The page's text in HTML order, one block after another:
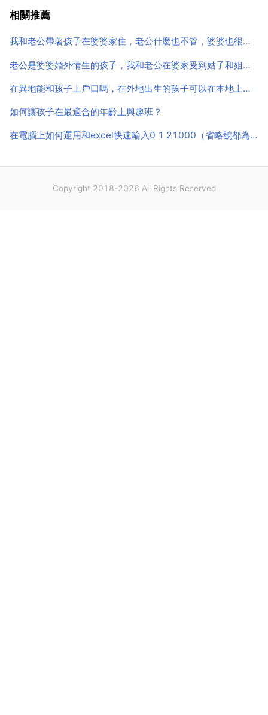
孩子太小了，你想早點睡，我就帶著孩子出來打工啊！
相關推薦
我和老公帶著孩子在婆婆家住，老公什麼也不管，婆婆也很多過分的事。我實在忍無可忍，和婆婆吵了一架。事
老公是婆婆婚外情生的孩子，我和老公在婆家受到姑子和姐夫妹夫的冤枉和虐待，心裡冤屈卻無言以對
在異地能和孩子上戶口嗎，在外地出生的孩子可以在本地上戶口嗎
如何讓孩子在最適合的年齡上興趣班？
在電腦上如何運用和excel快速輸入0 1 21000（省略號都為數字，數字龐大）
Copyright 2018-2026 All Rights Reserved